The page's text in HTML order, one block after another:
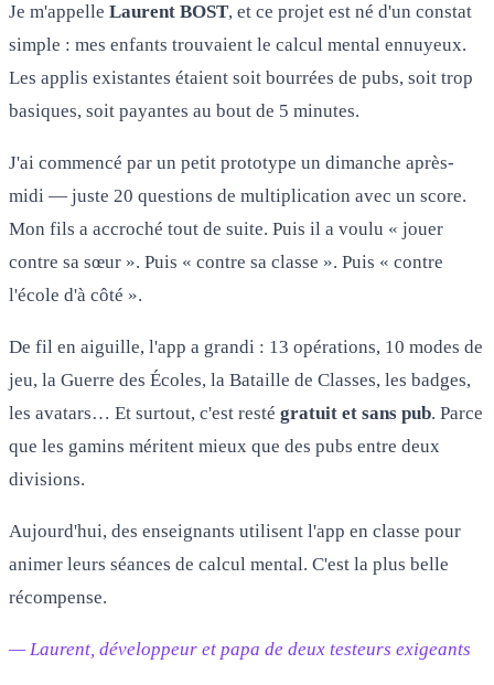
Je m'appelle Laurent BOST, et ce projet est né d'un constat
simple : mes enfants trouvaient le calcul mental ennuyeux.
Les applis existantes étaient soit bourrées de pubs, soit trop
basiques, soit payantes au bout de 5 minutes.
J'ai commencé par un petit prototype un dimanche après-
midi — juste 20 questions de multiplication avec un score.
Mon fils a accroché tout de suite. Puis il a voulu « jouer
contre sa sœur ». Puis « contre sa classe ». Puis « contre
l'école d'à côté ».
De fil en aiguille, l'app a grandi : 13 opérations, 10 modes de
jeu, la Guerre des Écoles, la Bataille de Classes, les badges,
les avatars… Et surtout, c'est resté gratuit et sans pub. Parce
que les gamins méritent mieux que des pubs entre deux
divisions.
Aujourd'hui, des enseignants utilisent l'app en classe pour
animer leurs séances de calcul mental. C'est la plus belle
récompense.
— Laurent, développeur et papa de deux testeurs exigeants